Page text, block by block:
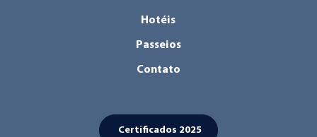
Hotéis
Passeios
Contato
Certificados 2025